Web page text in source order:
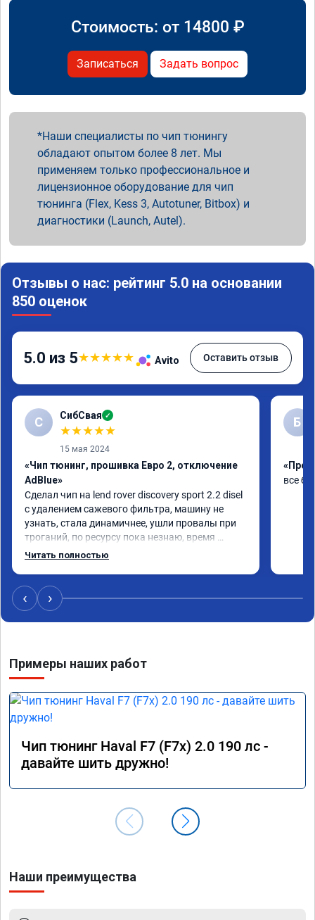
Стоимость: от 14800 ₽
Записаться Задать вопрос
Наши специалисты по чип тюнингу
обладают опытом более 8 лет. Мы
применяем только профессиональное и
лицензионное оборудование для чип
тюнинга (Flex, Kess 3, Autotuner, Bitbox) и
диагностики (Launch, Autel).
Отзывы о нас: рейтинг 5.0 на основании
850 оценок
5.0 из 5★★★★★ Avito Оставить отзыв
С СибСвая ✓
★★★★★
15 мая 2024
«Чип тюнинг, прошивка Евро 2, отключение
AdBlue»
Сделал чип на lend rover discovery sport 2.2 disel
с удалением сажевого фильтра, машину не
узнать, стала динамичнее, ушли провалы при
троганий, по ресурсу пока незнаю, время
покажет, короче рекомендую!
Читать полностью
Б
все
‹ ›
Примеры наших работ
Чип тюнинг Haval F7 (F7x) 2.0 190 лс -
давайте шить дружно!
Наши преимущества